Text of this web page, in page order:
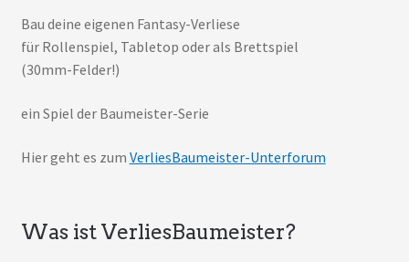
Bau deine eigenen Fantasy-Verliese
für Rollenspiel, Tabletop oder als Brettspiel
(30mm-Felder!)
ein Spiel der Baumeister-Serie
Hier geht es zum VerliesBaumeister-Unterforum
Was ist VerliesBaumeister?